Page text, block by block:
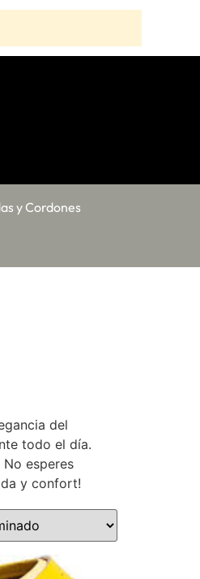
y Cordones
del
todo el día.
esperes
y confort!